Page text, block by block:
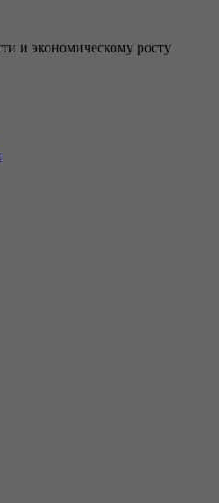
и экономическому росту